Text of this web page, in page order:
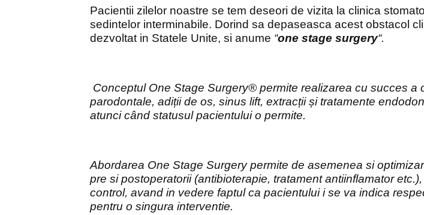
Pacientii zilelor noastre se tem deseori de vizita la clinica
sedintelor interminabile. Dorind sa depaseasca acest obstacol
dezvoltat in Statele Unite, si anume “one stage surgery“.
Conceptul One Stage Surgery® permite realizarea cu succes a
parodontale, adiții de os, sinus lift, extracții și tratamente
atunci când statusul pacientului o permite.
Abordarea One Stage Surgerypermite de asemenea si
pre si postoperatorii (antibioterapie, tratament antiinflamator
control, avand in vedere faptul ca pacientului i se va indica
pentru o singura interventie.